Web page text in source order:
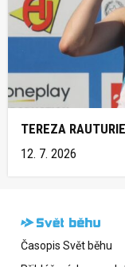
TEREZA
12. 7. 2026
Časopis Svět běhu